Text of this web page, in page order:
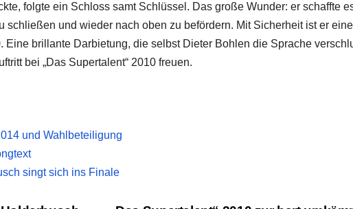
folgte ein Schloss samt Schlüssel. Das große Wunder: er schaffte
schließen und wieder nach oben zu befördern. Mit Sicherheit ist er
Eine brillante Darbietung, die selbst Dieter Bohlen die Sprache
bei „Das Supertalent“ 2010 freuen.
und Wahlbeteiligung
singt sich ins Finale